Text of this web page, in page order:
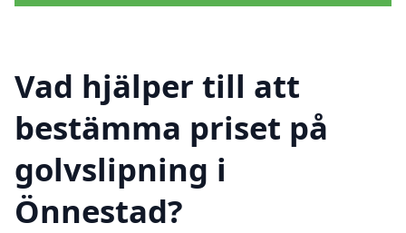
Vad hjälper till att
bestämma priset på
golvslipning i
Önnestad?